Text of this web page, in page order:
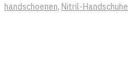
handschoenen, Nitril-Handschuhe